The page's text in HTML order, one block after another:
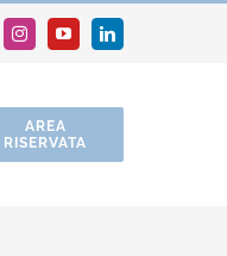
AREA
RISERVATA